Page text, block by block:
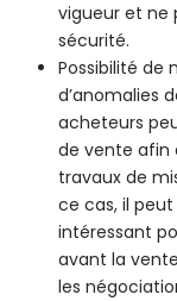
vigueur et ne
sécurité.
Possibilité de
d’anomalies
acheteurs
de vente afin
travaux de
ce cas, il
intéressant
avant la
les